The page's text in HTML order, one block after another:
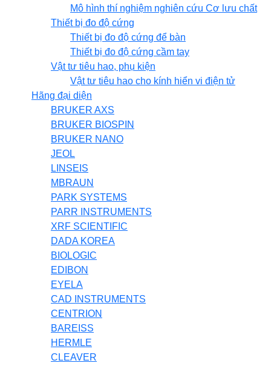
Mô hình thí nghiệm nghiên cứu Cơ lưu chất
Thiết bị đo độ cứng
Thiết bị đo độ cứng để bàn
Thiết bị đo độ cứng cầm tay
Vật tư tiêu hao, phụ kiện
Vật tư tiêu hao cho kính hiển vi điện tử
Hãng đại diện
BRUKER AXS
BRUKER BIOSPIN
BRUKER NANO
JEOL
LINSEIS
MBRAUN
PARK SYSTEMS
PARR INSTRUMENTS
XRF SCIENTIFIC
DADA KOREA
BIOLOGIC
EDIBON
EYELA
CAD INSTRUMENTS
CENTRION
BAREISS
HERMLE
CLEAVER